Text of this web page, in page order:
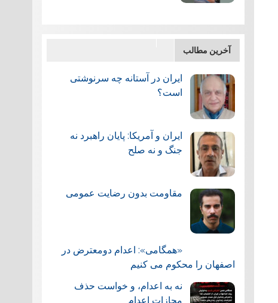
آخرین مطالب
ایران در آستانه چه سرنوشتی
است؟
ایران و آمریکا: پایان راهبرد نه
جنگ و نه صلح
مقاومت بدون رضایت عمومی
«همگامی»: اعدام دومعترض در
اصفهان را محکوم می کنیم
نه به اعدام، و خواست حذف
مجازات اعدام